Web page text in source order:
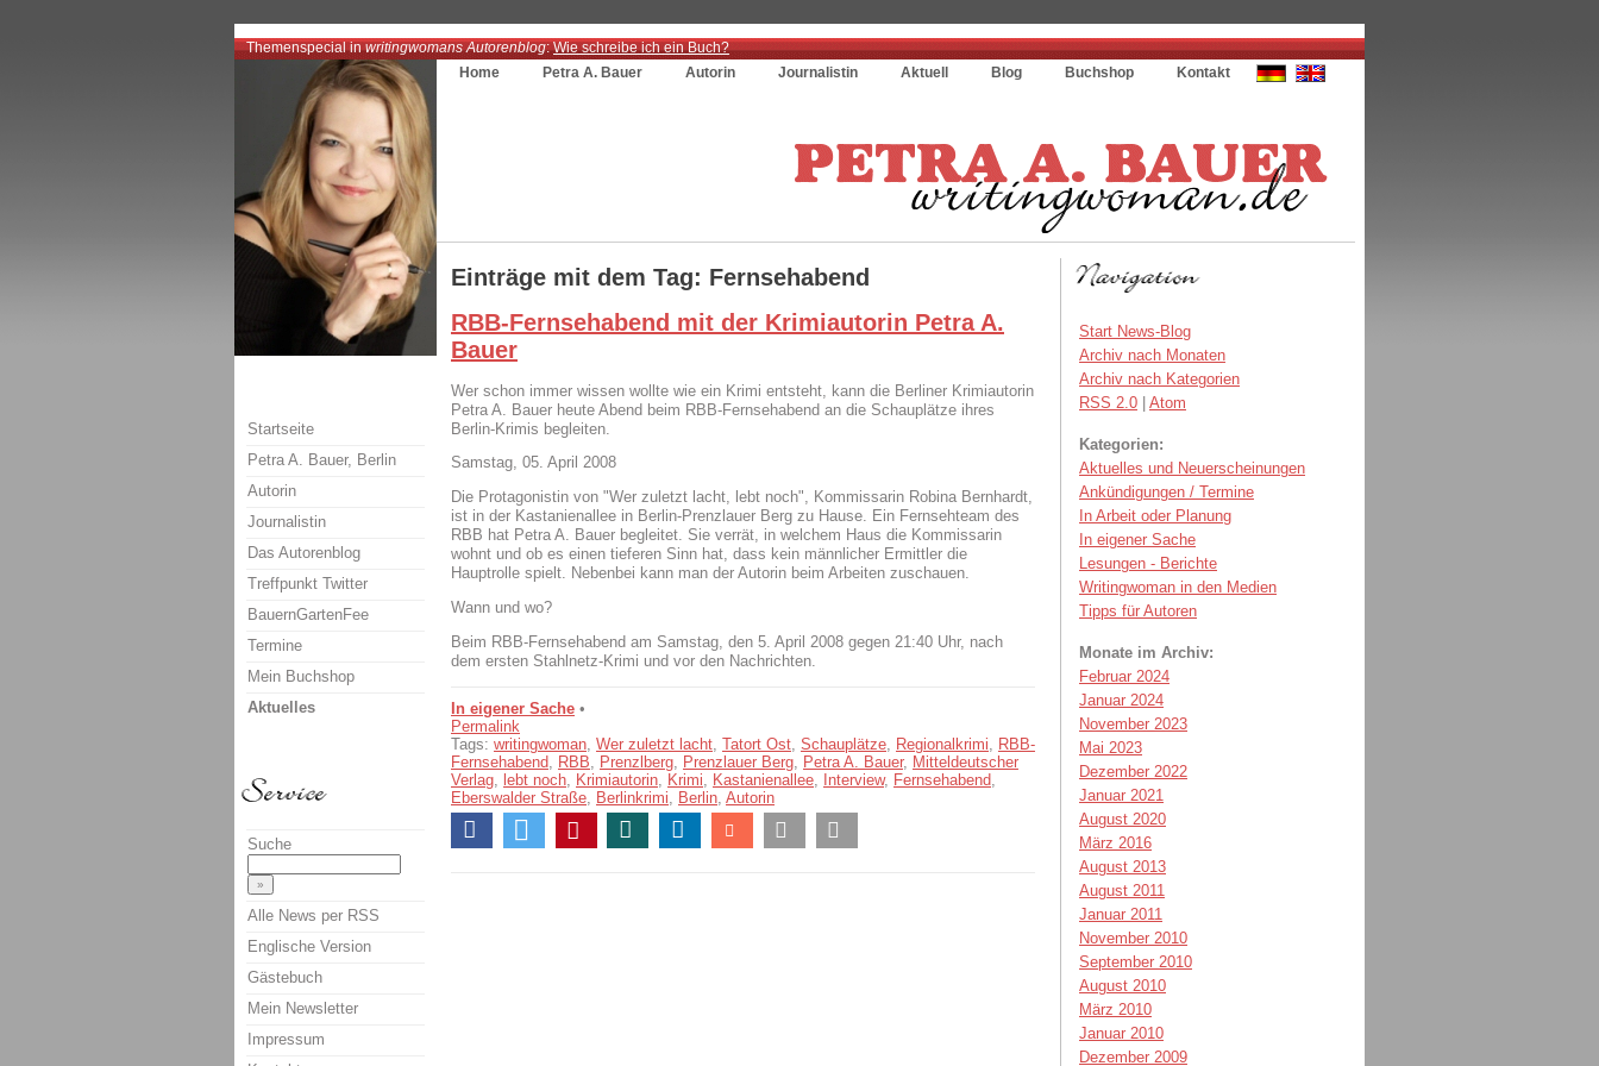
Themenspecial inwritingwomans Autorenblog:Wie schreibe ich ein Buch?
Home
Petra A. Bauer Autorin Journalistin Aktuell Blog Buchshop Kontakt
Einträge mit dem Tag: Fernsehabend
RBB-Fernsehabend mit der Krimiautorin Petra A.
Bauer
Wer schon immer wissen wollte wie ein Krimi entsteht, kann die Berliner Krimiautorin
Petra A. Bauer heute Abend beim RBB-Fernsehabend an die Schauplätze ihres
Berlin-Krimis begleiten.
Samstag, 05. April 2008
Die Protagonistin von "Wer zuletzt lacht, lebt noch", Kommissarin Robina Bernhardt,
ist in der Kastanienallee in Berlin-Prenzlauer Berg zu Hause. Ein Fernsehteam des
RBB hat Petra A. Bauer begleitet. Sie verrät, in welchem Haus die Kommissarin
wohnt und ob es einen tieferen Sinn hat, dass kein männlicher Ermittler die
Hauptrolle spielt. Nebenbei kann man der Autorin beim Arbeiten zuschauen.
Wann und wo?
Beim RBB-Fernsehabend am Samstag, den 5. April 2008 gegen 21:40 Uhr, nach
dem ersten Stahlnetz-Krimi und vor den Nachrichten.
In eigener Sache •
Permalink
Tags: writingwoman Wer zuletzt lacht Tatort Ost Schauplätze Regionalkrimi
RBB-
Fernsehabend RBB Prenzlberg Prenzlauer Berg Petra A. Bauer, Mitteldeutscher
Verlag lebt noch Krimiautorin Krimi Kastanienallee Interview, Fernsehabend
Eberswalder Straße Berlinkrimi Berlin Autorin
Start News-Blog
Archiv nach Monaten
Archiv nach Kategorien
RSS 2.0 | Atom
Kategorien:
Aktuelles und Neuerscheinungen
Ankündigungen / Termine
In Arbeit oder Planung
In eigener Sache
Lesungen - Berichte
Writingwoman in den Medien
Tipps für Autoren
Monate im Archiv:
Februar 2024
Januar 2024
November 2023
Mai 2023
Dezember 2022
Januar 2021
August 2020
März 2016
August 2013
August 2011
Januar 2011
November 2010
September 2010
August 2010
März 2010
Januar 2010
Dezember 2009
Startseite
Petra A. Bauer, Berlin
Autorin
Journalistin
Das Autorenblog
Treffpunkt Twitter
BauernGartenFee
Termine
Mein Buchshop
Aktuelles
Suche
Alle News per RSS
Englische Version
Gästebuch
Mein Newsletter
Impressum